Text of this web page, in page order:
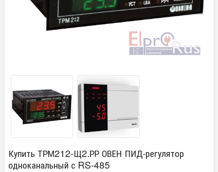
Купить ТРМ212-Щ2.РР ОВЕН ПИД-регулятор
одноканальный с RS-485